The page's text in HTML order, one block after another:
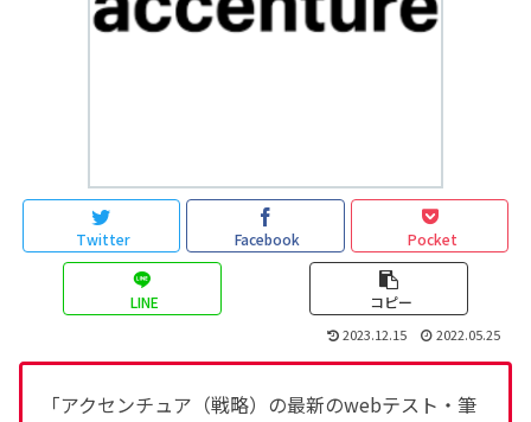
Twitter Facebook Pocket
LINE コピー
2023.12.15 2022.05.25
「アクセンチュア（戦略）の最新のwebテスト・筆